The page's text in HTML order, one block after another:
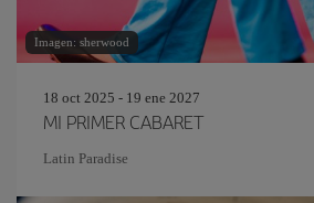
Imagen: sherwood
18 oct 2025 - 19 ene 2027
MI PRIMER CABARET
Latin Paradise